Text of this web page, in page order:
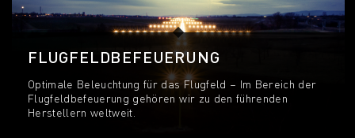
FLUGFELDBEFEUERUNG
Optimale Beleuchtung für das Flugfeld – Im Bereich der
Flugfeldbefeuerung gehören wir zu den führenden
Herstellern weltweit.